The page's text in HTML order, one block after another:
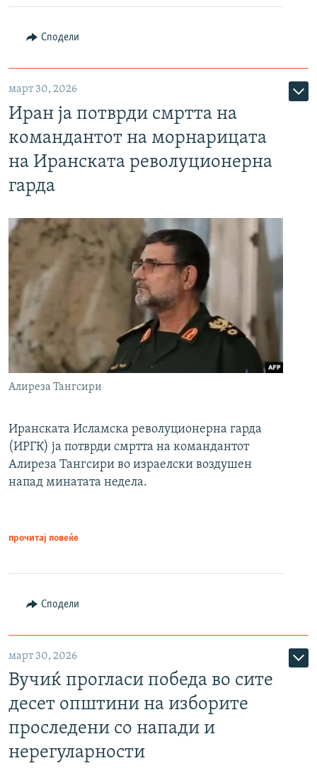
Сподели
март 30, 2026
Иран ја потврди смртта на
командантот на морнарицата
на Иранската револуционерна
гарда
Алиреза Тангсири
Иранската Исламска револуционерна гарда
(ИРГК) ја потврди смртта на командантот
Алиреза Тангсири во израелски воздушен
напад минатата недела.
прочитај повеќе
Сподели
март 30, 2026
Вучиќ прогласи победа во сите
десет општини на изборите
проследени со напади и
нерегуларности